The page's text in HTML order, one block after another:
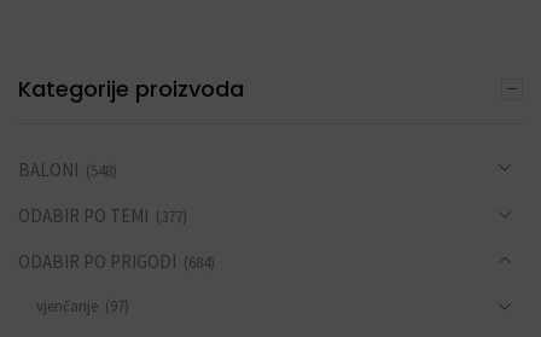
Kategorije proizvoda
BALONI (548)
ODABIR PO TEMI (377)
ODABIR PO PRIGODI (684)
vjenčanje (97)